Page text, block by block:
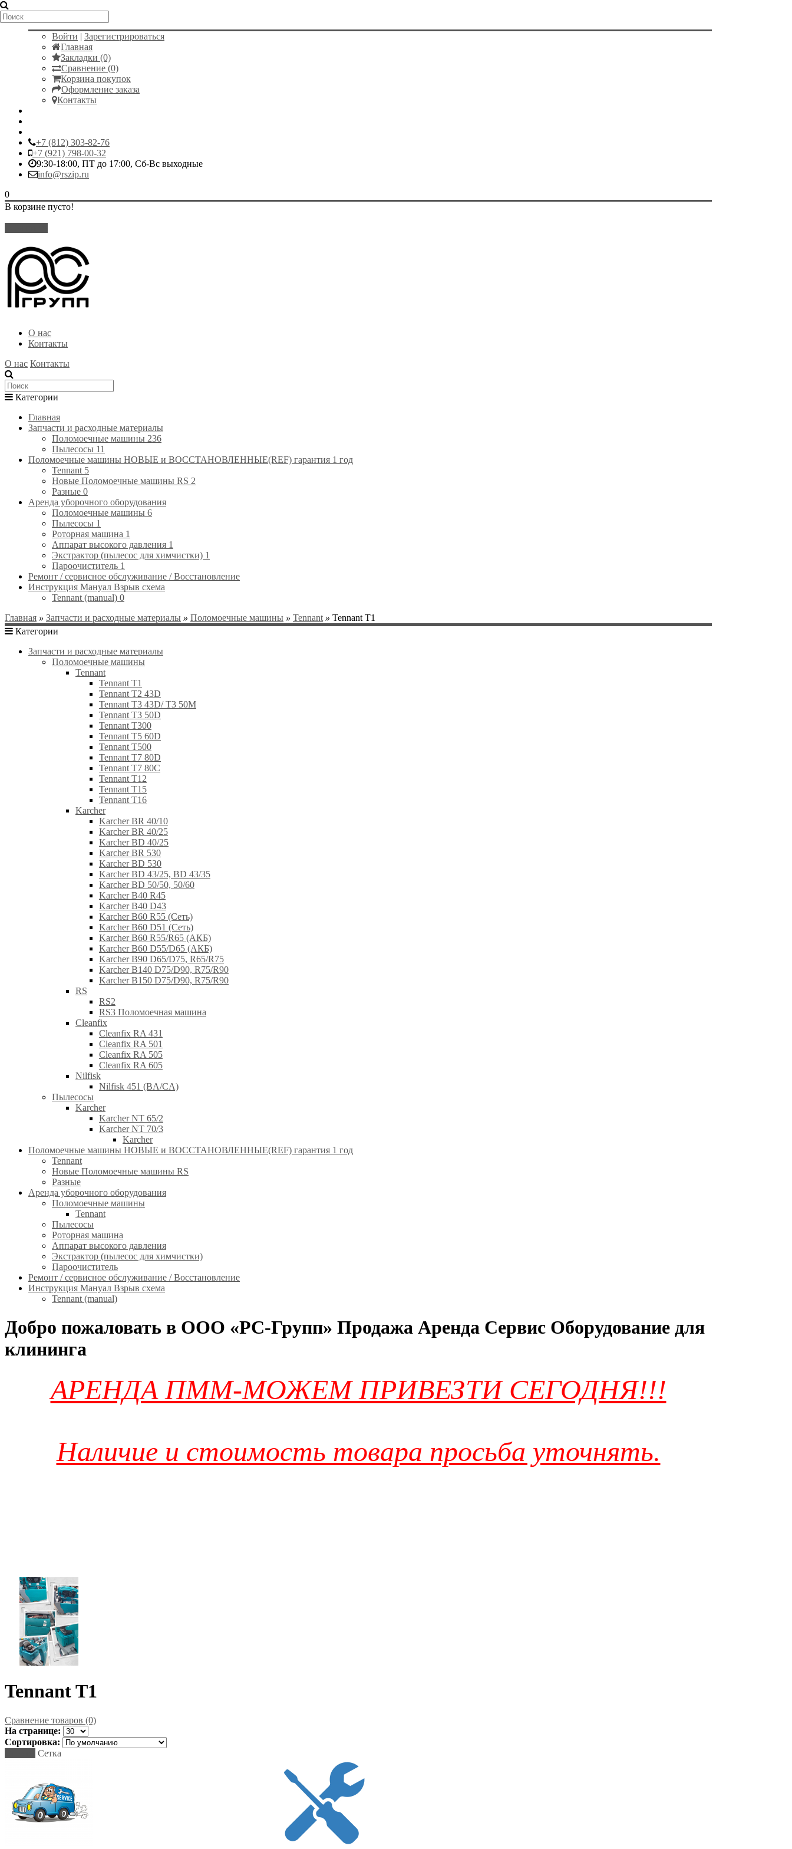
Мой аккаунт
Войти | Зарегистрироваться
Главная
Закладки (0)
Сравнение (0)
Корзина покупок
Оформление заказа
Контакты
+7 (812) 303-82-76
+7 (921) 798-00-32
9:30-18:00, ПТ до 17:00, Сб-Вс выходные
info@rszip.ru
0
В корзине пусто!
О нас
Контакты
О нас Контакты
Категории
Главная
Запчасти и расходные материалы
Поломоечные машины 236
Пылесосы 11
Поломоечные машины НОВЫЕ и ВОССТАНОВЛЕННЫЕ(REF) гарантия 1 год
Tennant 5
Новые Поломоечные машины RS 2
Разные 0
Аренда уборочного оборудования
Поломоечные машины 6
Пылесосы 1
Роторная машина 1
Аппарат высокого давления 1
Экстрактор (пылесос для химчистки) 1
Пароочиститель 1
Ремонт / сервисное обслуживание / Восстановление
Инструкция Мануал Взрыв схема
Tennant (manual) 0
Главная » Запчасти и расходные материалы » Поломоечные машины » Tennant » Tennant T1
Категории
Запчасти и расходные материалы
Поломоечные машины
Tennant
Tennant T1
Tennant T2 43D
Tennant T3 43D/ Т3 50M
Tennant T3 50D
Tennant T300
Tennant T5 60D
Tennant T500
Tennant T7 80D
Tennant T7 80C
Tennant T12
Tennant T15
Tennant T16
Karcher
Karcher BR 40/10
Karcher BR 40/25
Karcher BD 40/25
Karcher BR 530
Karcher BD 530
Karcher BD 43/25, BD 43/35
Karcher BD 50/50, 50/60
Karcher B40 R45
Karcher B40 D43
Karcher B60 R55 (Сеть)
Karcher B60 D51 (Сеть)
Karcher B60 R55/R65 (АКБ)
Karcher B60 D55/D65 (АКБ)
Karcher B90 D65/D75, R65/R75
Karcher B140 D75/D90, R75/R90
Karcher B150 D75/D90, R75/R90
RS
RS2
RS3 Поломоечная машина
Cleanfix
Cleanfix RA 431
Cleanfix RA 501
Cleanfix RA 505
Cleanfix RA 605
Nilfisk
Nilfisk 451 (BA/CA)
Пылесосы
Karcher
Karcher NT 65/2
Karcher NT 70/3
Karcher
Поломоечные машины НОВЫЕ и ВОССТАНОВЛЕННЫЕ(REF) гарантия 1 год
Tennant
Новые Поломоечные машины RS
Разные
Аренда уборочного оборудования
Поломоечные машины
Tennant
Пылесосы
Роторная машина
Аппарат высокого давления
Экстрактор (пылесос для химчистки)
Пароочиститель
Ремонт / сервисное обслуживание / Восстановление
Инструкция Мануал Взрыв схема
Tennant (manual)
Добро пожаловать в ООО «РС-Групп» Продажа Аренда Сервис Оборудование для
клининга
АРЕНДА ПММ-МОЖЕМ ПРИВЕЗТИ СЕГОДНЯ!!!
Наличие и стоимость товара просьба уточнять.
Tennant T1
Сравнение товаров (0)
На странице:
Сортировка:
Сетка